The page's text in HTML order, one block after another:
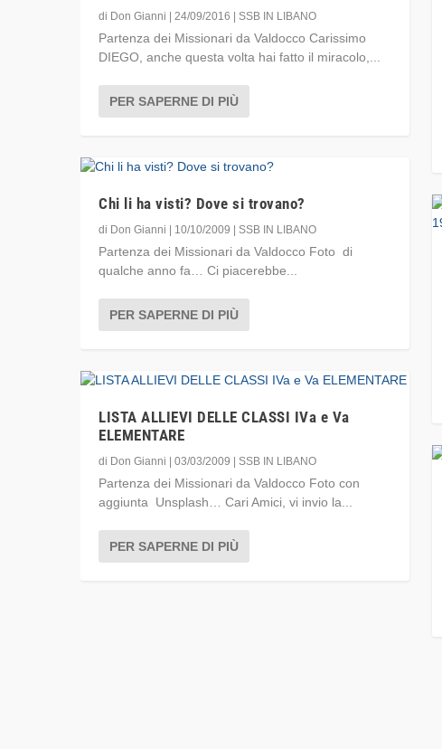
di Don Gianni 24/09/2016 SSB IN LIBANO
Partenza dei Missionari da Valdocco Carissimo
DIEGO, anche questa volta hai fatto il miracolo,...
PER SAPERNE DI PIÙ
Chi li ha visti? Dove si trovano?
di Don Gianni 10/10/2009 SSB IN LIBANO
Partenza dei Missionari da Valdocco Foto di
qualche anno fa… Ci piacerebbe...
PER SAPERNE DI PIÙ
LISTA ALLIEVI DELLE CLASSI IVa e Va
ELEMENTARE
di Don Gianni 03/03/2009 SSB IN LIBANO
Partenza dei Missionari da Valdocco Foto con
aggiunta Unsplash… Cari Amici, vi invio la...
PER SAPERNE DI PIÙ